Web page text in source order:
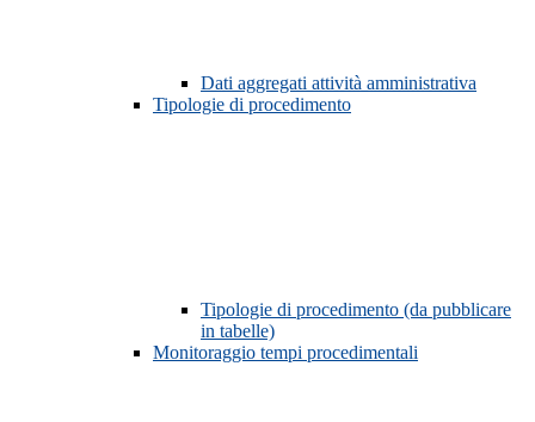
Dati aggregati attività amministrativa
Tipologie di procedimento
Tipologie di procedimento (da pubblicare
in tabelle)
Monitoraggio tempi procedimentali